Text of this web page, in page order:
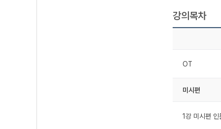
강의목차
OT
미시편
1강 미시편